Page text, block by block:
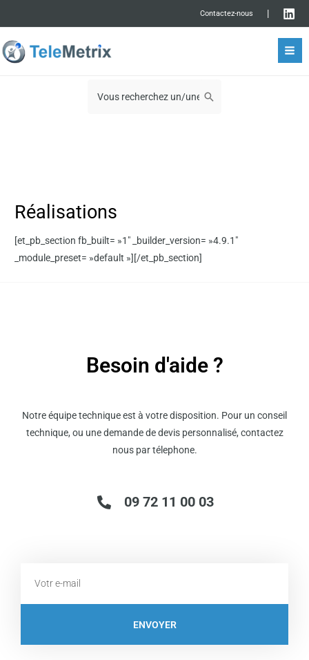
au
contenu
Contactez-nous |
for:
Réalisations
[et_pb_section fb_built= »1″ _builder_version= »4.9.1″
_module_preset= »default »][/et_pb_section]
Besoin d'aide ?
Notre équipe technique est à votre disposition. Pour un conseil
technique, ou une demande de devis personnalisé, contactez
nous par télephone.
09 72 11 00 03
ENVOYER